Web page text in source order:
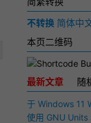
不转换 简体中
本页二维码
最新文章 随
于 Windows 11
PHP 7 开发环境
使用 GNU Units